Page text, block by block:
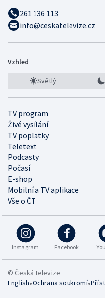
261 136 113
info@ceskatelevize.cz
Vzhled
Světlý
TV program
Živé vysílání
TV poplatky
Teletext
Podcasty
Počasí
E-shop
Mobilní a TV aplikace
Vše o ČT
Instagram Facebook
© Česká televize
English•Ochrana soukromí•